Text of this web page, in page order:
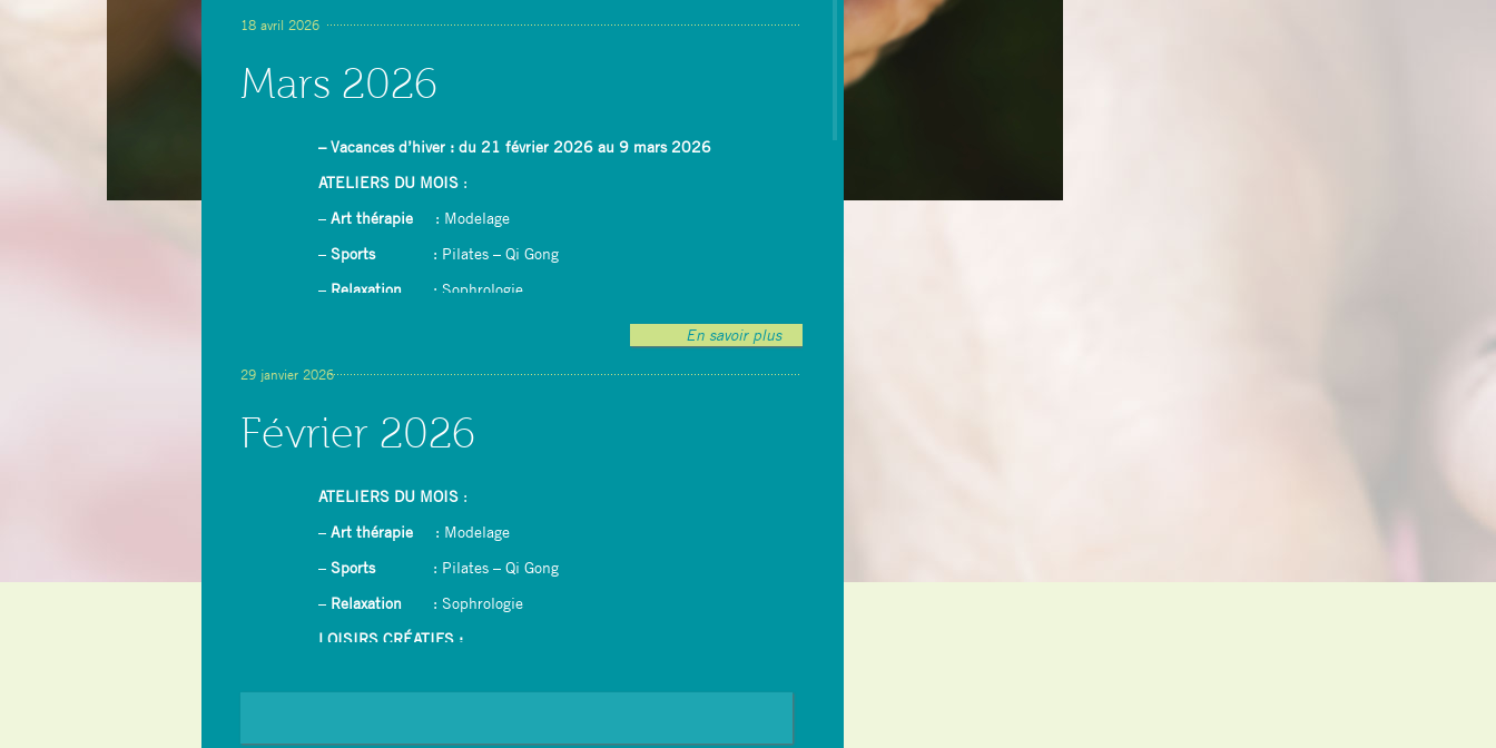
18 avril 2026
Mars 2026
– Vacances d’hiver : du 21 février 2026 au 9 mars 2026
ATELIERS DU MOIS :
– Art thérapie : Modelage
– Sports
: Pilates – Qi Gong
– Relaxation : Sophrologie
– Yoga du rire
En savoir plus
29 janvier 2026
Février 2026
ATELIERS DU MOIS :
– Art thérapie : Modelage
– Sports
: Pilates – Qi Gong
– Relaxation : Sophrologie
LOISIRS CRÉATIFS :